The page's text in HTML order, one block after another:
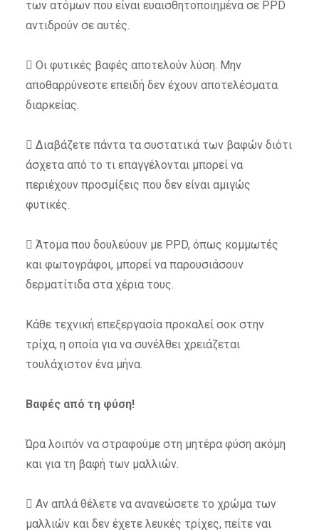
των ατόμων που είναι ευαισθητοποιημένα σε PPD
αντιδρούν σε αυτές.
 Οι φυτικές βαφές αποτελούν λύση. Μην
αποθαρρύνεστε επειδή δεν έχουν αποτελέσματα
διαρκείας.
 Διαβάζετε πάντα τα συστατικά των βαφών διότι
άσχετα από το τι επαγγέλονται μπορεί να
περιέχουν προσμίξεις που δεν είναι αμιγώς
φυτικές.
 Άτομα που δουλεύουν με PPD, όπως κομμωτές
και φωτογράφοι, μπορεί να παρουσιάσουν
δερματίτιδα στα χέρια τους.
Κάθε τεχνική επεξεργασία προκαλεί σοκ στην
τρίχα, η οποία για να συνέλθει χρειάζεται
τουλάχιστον ένα μήνα.
Βαφές από τη φύση!
Ώρα λοιπόν να στραφούμε στη μητέρα φύση ακόμη
και για τη βαφή των μαλλιών.
 Αν απλά θέλετε να ανανεώσετε το χρώμα των
μαλλιών και δεν έχετε λευκές τρίχες, πείτε ναι